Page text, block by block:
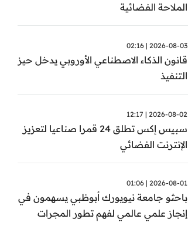
الملاحة الفضائية
2026-08-03 | 02:16
قانون الذكاء الاصطناعي الأوروبي يدخل حيز
التنفيذ
2026-08-02 | 12:17
سبيس إكس تطلق 24 قمرا صناعيا لتعزيز
الإنترنت الفضائي
2026-08-01 | 01:06
باحثو جامعة نيويورك أبوظبي يسهمون في
إنجاز علمي عالمي لفهم تطور المجرات